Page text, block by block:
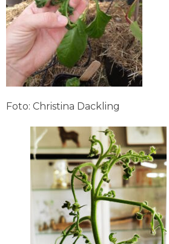
Foto: Christina Dackling